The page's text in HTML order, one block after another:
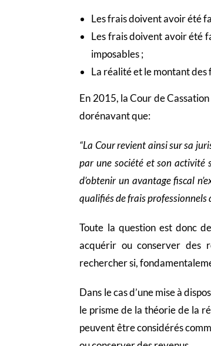
Les frais doivent avoir été
Les frais doivent avoir été
imposables ;
La réalité et le montant
En 2015, la Cour de
dorénavant que:
“La Cour revient ainsi sur sa
par une société et son activité
d’obtenir un avantage fiscal
qualifiés de frais professionnels
Toute la question est donc
acquérir ou conserver des
rechercher si,
Dans le cas d’une mise à
le prisme de la théorie de la
peuvent être considérés